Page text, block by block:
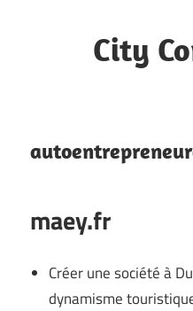
City
maey.fr
Créer une société à
dynamisme